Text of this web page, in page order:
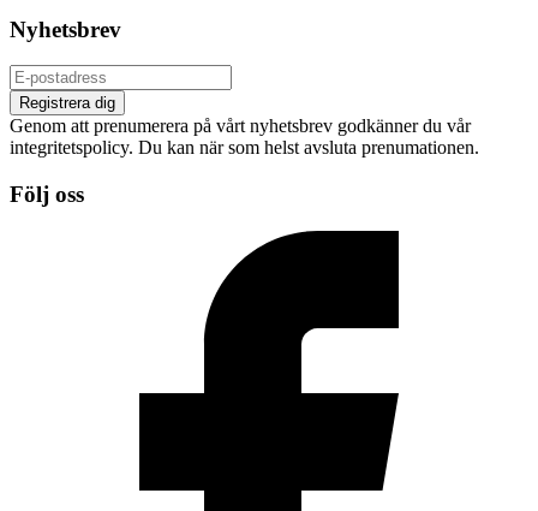
Nyhetsbrev
Registrera dig
Genom att prenumerera på vårt nyhetsbrev godkänner du vår
integritetspolicy. Du kan när som helst avsluta prenumationen.
Följ oss